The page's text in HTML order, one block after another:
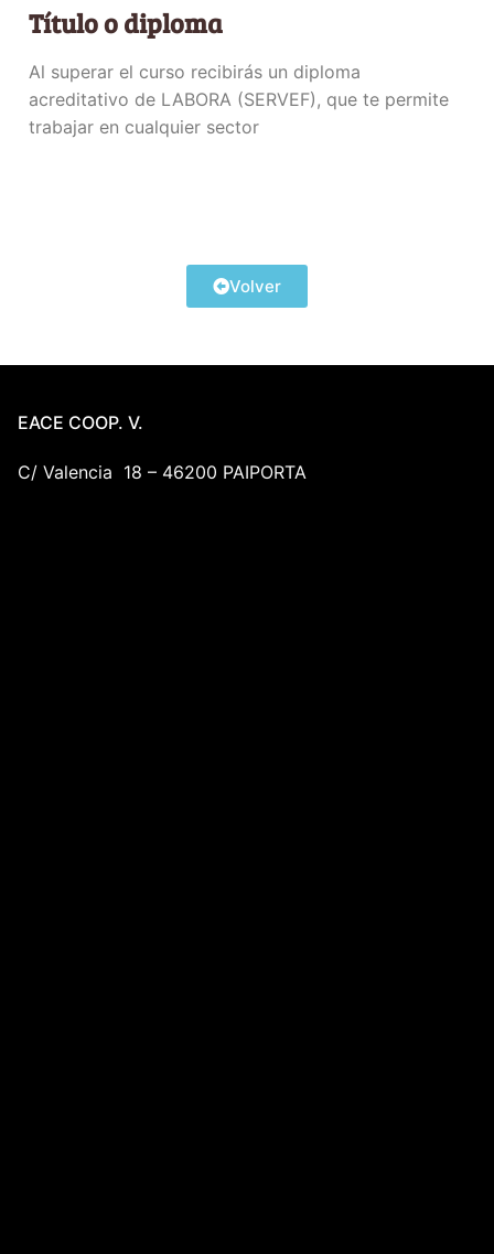
Título o diploma
Al superar el curso recibirás un diploma
acreditativo de LABORA (SERVEF), que te permite
trabajar en cualquier sector
Volver
EACE COOP. V.
C/ Valencia 18 – 46200 PAIPORTA